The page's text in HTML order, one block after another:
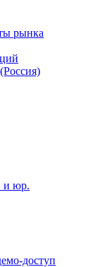
рынка
и юр.
доступ